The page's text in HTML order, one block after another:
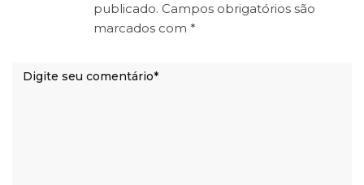
publicado. Campos obrigatórios são
marcados com *